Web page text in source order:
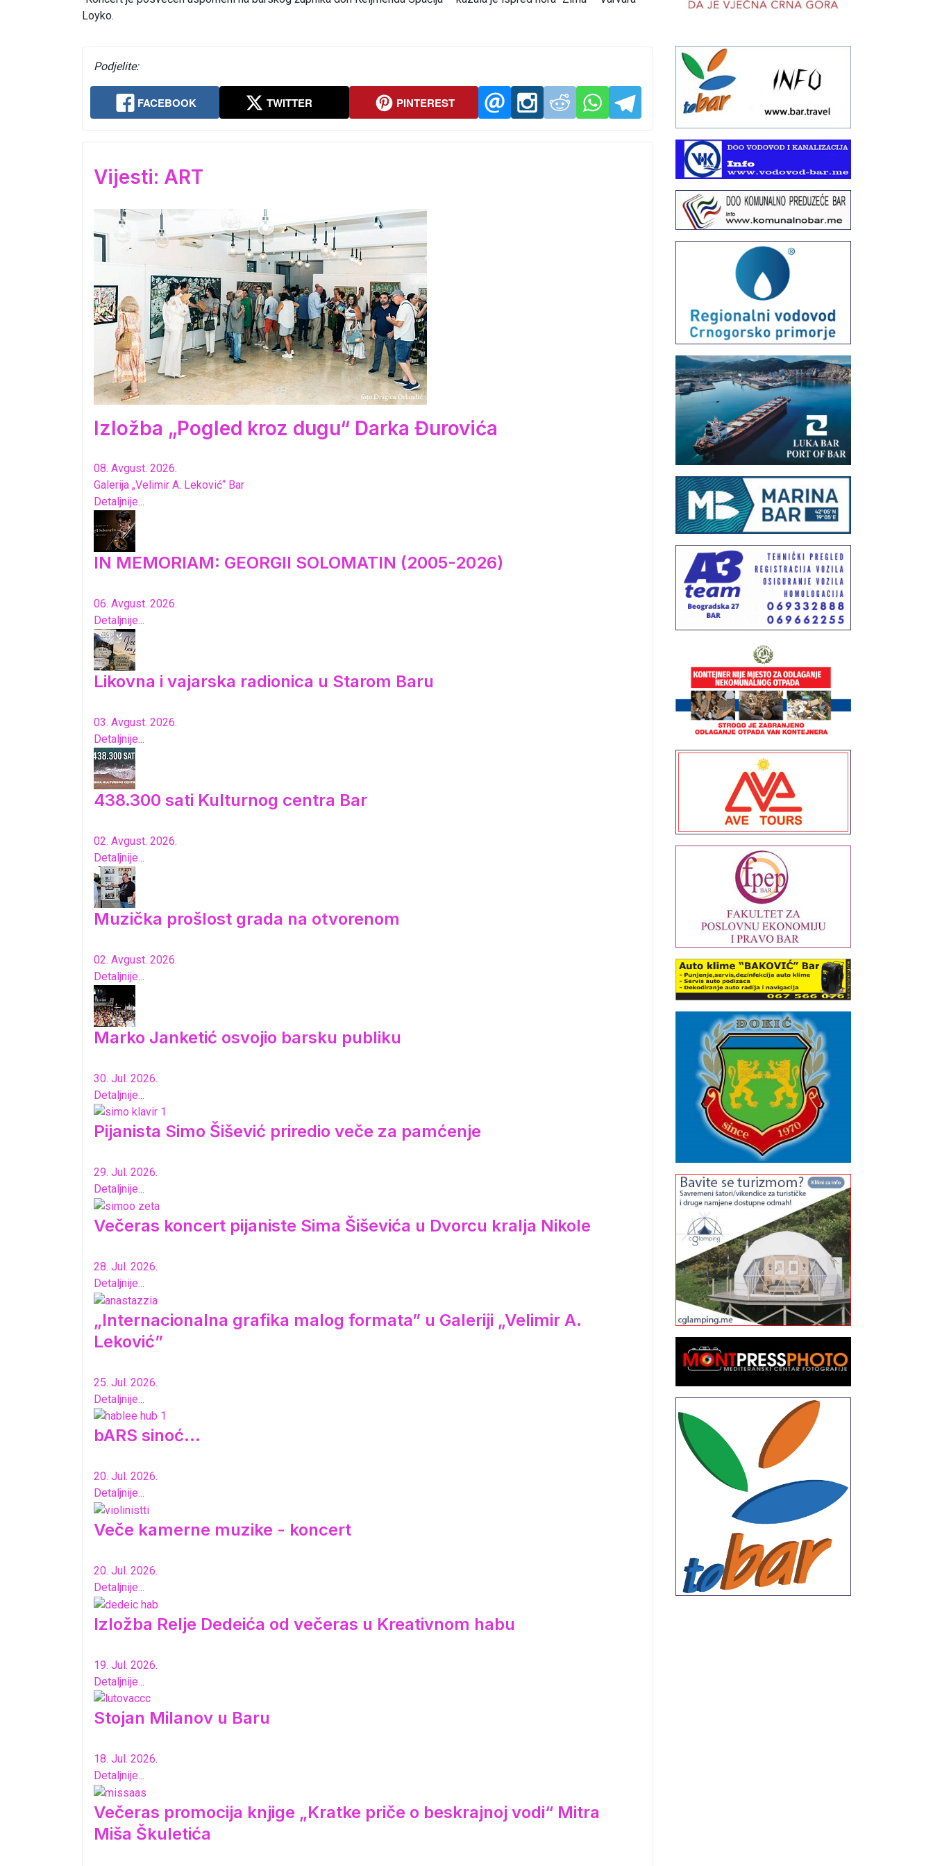
Loyko.
Podjelite:
FACEBOOK TWITTER PINTEREST
Vijesti: ART
Izložba „Pogled kroz dugu“ Darka Đurovića
08. Avgust. 2026.
Galerija „Velimir A. Leković“ Bar
Detaljnije...
IN MEMORIAM: GEORGII SOLOMATIN (2005-2026)
06. Avgust. 2026.
Detaljnije...
Likovna i vajarska radionica u Starom Baru
03. Avgust. 2026.
Detaljnije...
438.300 sati Kulturnog centra Bar
02. Avgust. 2026.
Detaljnije...
Muzička prošlost grada na otvorenom
02. Avgust. 2026.
Detaljnije...
Marko Janketić osvojio barsku publiku
30. Jul. 2026.
Detaljnije...
Pijanista Simo Šišević priredio veče za pamćenje
29. Jul. 2026.
Detaljnije...
Večeras koncert pijaniste Sima Šiševića u Dvorcu kralja Nikole
28. Jul. 2026.
Detaljnije...
„Internacionalna grafika malog formata” u Galeriji „Velimir A.
Leković”
25. Jul. 2026.
Detaljnije...
bARS sinoć...
20. Jul. 2026.
Detaljnije...
Veče kamerne muzike - koncert
20. Jul. 2026.
Detaljnije...
Izložba Relje Dedeića od večeras u Kreativnom habu
19. Jul. 2026.
Detaljnije...
Stojan Milanov u Baru
18. Jul. 2026.
Detaljnije...
Večeras promocija knjige „Kratke priče o beskrajnoj vodi“ Mitra
Miša Škuletića